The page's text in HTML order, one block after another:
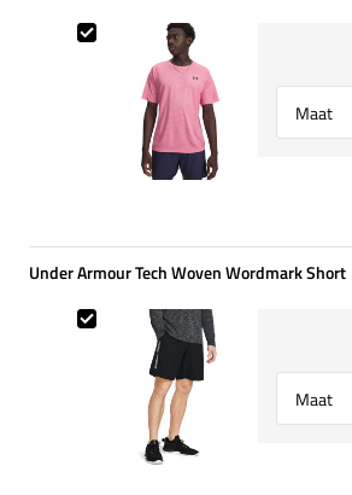
Select {option} for {name}
Under Armour Tech Textured Tee
Under Armour Tech Woven Wordmark Short
Select {option} for {name}
Under Armour Tech Woven Wordmark Short